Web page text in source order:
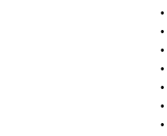
•
•
•
•
•
•
•